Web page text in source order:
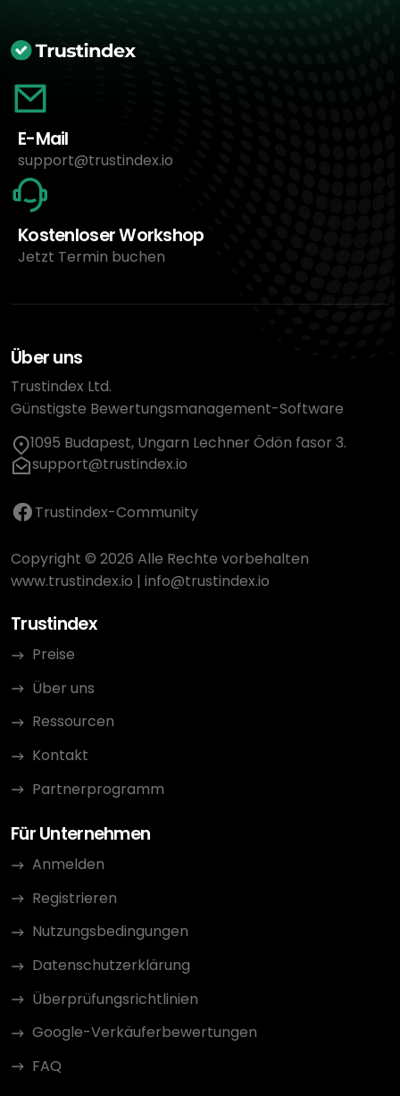
E-Mail
support@trustindex.io
Kostenloser Workshop
Jetzt Termin buchen
Über uns
Trustindex Ltd.
Günstigste Bewertungsmanagement-Software
1095 Budapest, Ungarn Lechner Ödön fasor 3.
support@trustindex.io
Trustindex-Community
Copyright © 2026 Alle Rechte vorbehalten
www.trustindex.io | info@trustindex.io
Trustindex
Preise
Über uns
Ressourcen
Kontakt
Partnerprogramm
Für Unternehmen
Anmelden
Registrieren
Nutzungsbedingungen
Datenschutzerklärung
Überprüfungsrichtlinien
Google-Verkäuferbewertungen
FAQ